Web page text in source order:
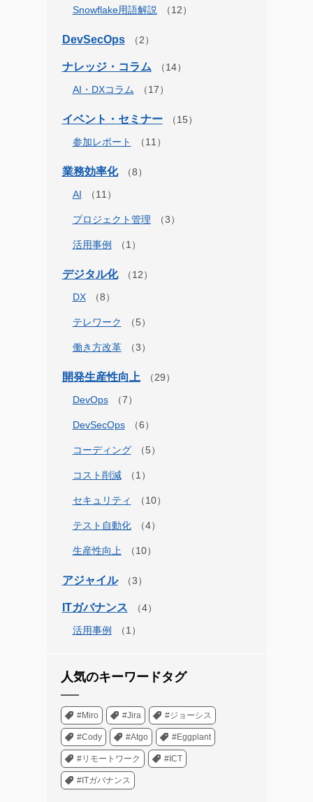
Snowflake用語解説
DevSecOps
ナレッジ・コラム
AI・DXコラム
イベント・セミナー
参加レポート
業務効率化
AI
プロジェクト管理
活用事例
デジタル化
DX
テレワーク
働き方改革
開発生産性向上
DevOps
DevSecOps
コーディング
コスト削減
セキュリティ
テスト自動化
生産性向上
アジャイル
ITガバナンス
活用事例
人気のキーワードタグ
#Miro #Jira #ジョーシス
#Cody #Atgo #Eggplant
#リモートワーク #ICT
#ITガバナンス